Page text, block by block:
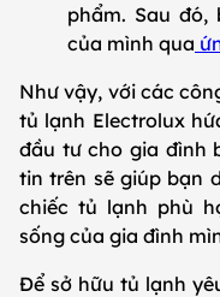
phẩm. Sau
của mình qua
Như vậy, với các
tủ lạnh Electrolux
đầu tư cho gia đình
tin trên sẽ giúp bạn
chiếc tủ lạnh phù
sống của gia đình
Để sở hữu tủ lạnh